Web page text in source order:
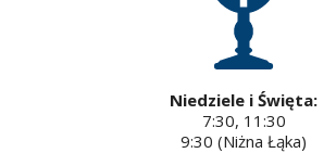
Niedziele i Święta:
7:30, 11:30
9:30 (Niżna Łąka)